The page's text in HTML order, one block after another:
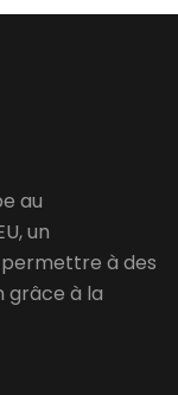
au
un
à des
grâce à la